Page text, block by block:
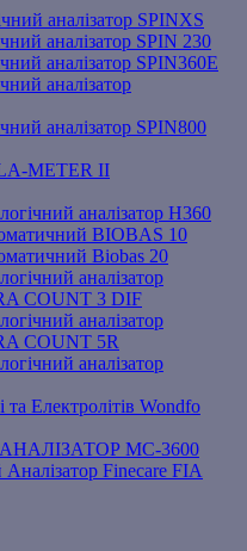
аналізатор SPINXS
аналізатор SPIN 230
аналізатор SPIN360E
аналізатор
аналізатор SPIN800
METER ІІ
аналізатор Н360
BIOBAS 10
Biobas 20
аналізатор
COUNT 3 DIF
аналізатор
COUNT 5R
аналізатор
та Електролітів Wondfo
MC-3600
Finecare FIA